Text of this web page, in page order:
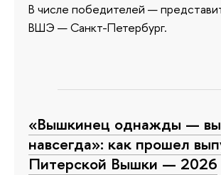
В числе победителей —
ВШЭ — Санкт-Петербург.
«Вышкинец однажды —
навсегда»: как прошел
Питерской Вышки — 2026